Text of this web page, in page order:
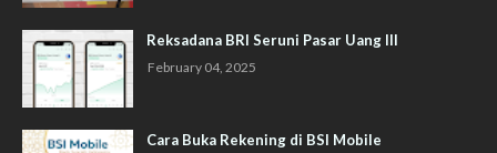
Reksadana BRI Seruni Pasar Uang III
February 04, 2025
Cara Buka Rekening di BSI Mobile